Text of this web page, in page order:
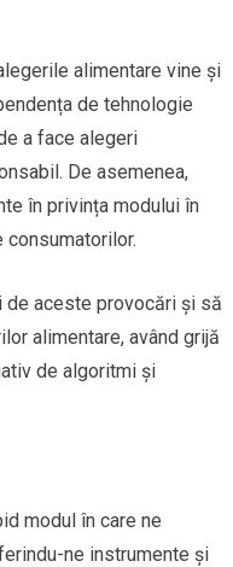
alimentare vine și
de tehnologie
a face alegeri
De asemenea,
în privința modului în
aceste provocări și să
alimentare, având grijă
de algoritmi și
modul în care ne
ne instrumente și